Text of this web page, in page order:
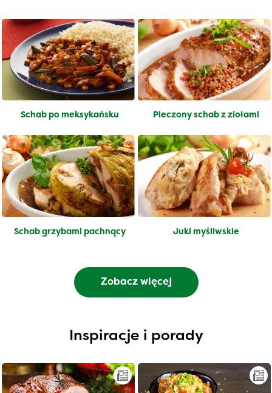
Schab po meksykańsku Pieczony schab z ziołami
Schab grzybami pachnący Juki myśliwskie
Zobacz więcej
Inspiracje i porady